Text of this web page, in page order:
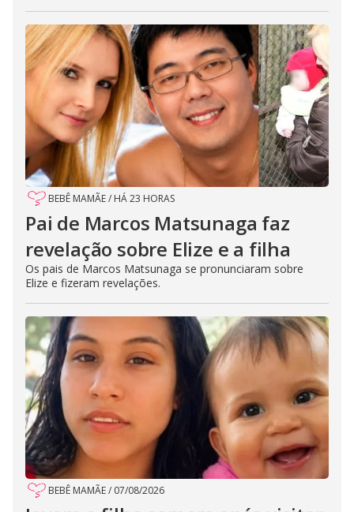
BEBÊ MAMÃE/ HÁ 23 HORAS
Pai de Marcos Matsunaga faz
revelação sobre Elize e a filha
Os pais de Marcos Matsunaga se pronunciaram sobre
Elize e fizeram revelações.
BEBÊ MAMÃE/ 07/08/2026